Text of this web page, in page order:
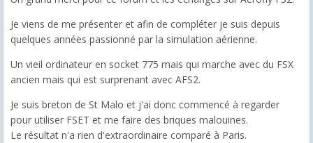
Je viens de me présenter et afin de compléter je suis depuis
quelques années passionné par la simulation aérienne.
Un vieil ordinateur en socket 775 mais qui marche avec du FSX
ancien mais qui est surprenant avec AFS2.
Je suis breton de St Malo et j'ai donc commencé à regarder
pour utiliser FSET et me faire des briques malouines.
Le résultat n'a rien d'extraordinaire comparé à Paris.